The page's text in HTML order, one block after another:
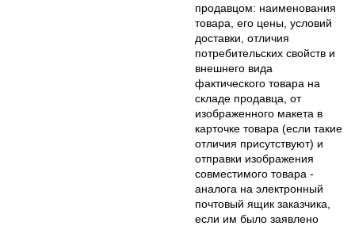
продавцом: наименования
товара, его цены, условий
доставки, отличия
потребительских свойств и
внешнего вида
фактического товара на
складе продавца, от
изображенного макета в
карточке товара (если такие
отличия присутствуют) и
отправки изображения
совместимого товара -
аналога на электронный
почтовый ящик заказчика,
если им было заявлено